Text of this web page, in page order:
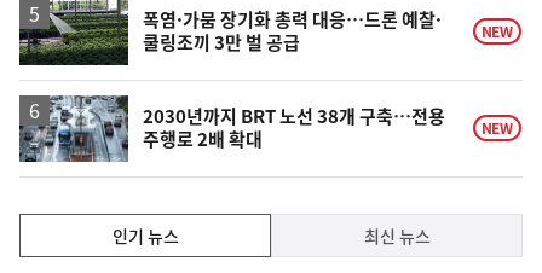
락
폭염·가뭄 장기화 총력 대응…드론 예찰·
쿨링조끼 3만 벌 공급
NEW
2030년까지 BRT 노선 38개 구축…전용
주행로 2배 확대
NEW
인기 뉴스 최신 뉴스